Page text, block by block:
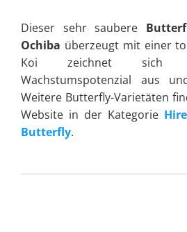
Dieser sehr saubere
Ochiba überzeugt mit einer
Koi zeichnet sich
Wachstumspotenzial aus
Weitere Butterfly-Varietäten
Website in der Kategorie
Butterfly.